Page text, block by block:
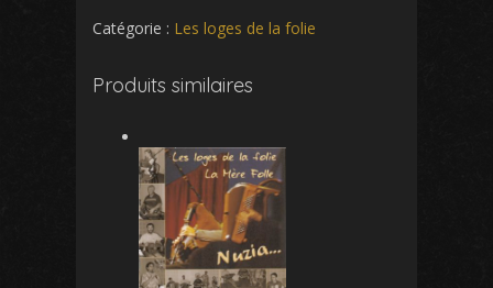
Langelot
Catégorie : Les loges de la folie
Produits similaires